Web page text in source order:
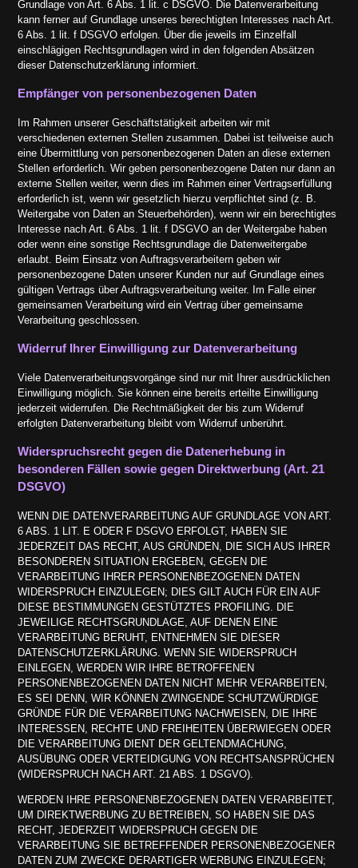
Grundlage von Art. 6 Abs. 1 lit. c DSGVO. Die Datenverarbeitung
kann ferner auf Grundlage unseres berechtigten Interesses nach Art.
6 Abs. 1 lit. f DSGVO erfolgen. Über die jeweils im Einzelfall
einschlägigen Rechtsgrundlagen wird in den folgenden Absätzen
dieser Datenschutzerklärung informiert.
Empfänger von personenbezogenen Daten
Im Rahmen unserer Geschäftstätigkeit arbeiten wir mit
verschiedenen externen Stellen zusammen. Dabei ist teilweise auch
eine Übermittlung von personenbezogenen Daten an diese externen
Stellen erforderlich. Wir geben personenbezogene Daten nur dann an
externe Stellen weiter, wenn dies im Rahmen einer Vertragserfüllung
erforderlich ist, wenn wir gesetzlich hierzu verpflichtet sind (z. B.
Weitergabe von Daten an Steuerbehörden), wenn wir ein berechtigtes
Interesse nach Art. 6 Abs. 1 lit. f DSGVO an der Weitergabe haben
oder wenn eine sonstige Rechtsgrundlage die Datenweitergabe
erlaubt. Beim Einsatz von Auftragsverarbeitern geben wir
personenbezogene Daten unserer Kunden nur auf Grundlage eines
gültigen Vertrags über Auftragsverarbeitung weiter. Im Falle einer
gemeinsamen Verarbeitung wird ein Vertrag über gemeinsame
Verarbeitung geschlossen.
Widerruf Ihrer Einwilligung zur Datenverarbeitung
Viele Datenverarbeitungsvorgänge sind nur mit Ihrer ausdrücklichen
Einwilligung möglich. Sie können eine bereits erteilte Einwilligung
jederzeit widerrufen. Die Rechtmäßigkeit der bis zum Widerruf
erfolgten Datenverarbeitung bleibt vom Widerruf unberührt.
Widerspruchsrecht gegen die Datenerhebung in
besonderen Fällen sowie gegen Direktwerbung (Art. 21
DSGVO)
WENN DIE DATENVERARBEITUNG AUF GRUNDLAGE VON ART.
6 ABS. 1 LIT. E ODER F DSGVO ERFOLGT, HABEN SIE
JEDERZEIT DAS RECHT, AUS GRÜNDEN, DIE SICH AUS IHRER
BESONDEREN SITUATION ERGEBEN, GEGEN DIE
VERARBEITUNG IHRER PERSONENBEZOGENEN DATEN
WIDERSPRUCH EINZULEGEN; DIES GILT AUCH FÜR EIN AUF
DIESE BESTIMMUNGEN GESTÜTZTES PROFILING. DIE
JEWEILIGE RECHTSGRUNDLAGE, AUF DENEN EINE
VERARBEITUNG BERUHT, ENTNEHMEN SIE DIESER
DATENSCHUTZERKLÄRUNG. WENN SIE WIDERSPRUCH
EINLEGEN, WERDEN WIR IHRE BETROFFENEN
PERSONENBEZOGENEN DATEN NICHT MEHR VERARBEITEN,
ES SEI DENN, WIR KÖNNEN ZWINGENDE SCHUTZWÜRDIGE
GRÜNDE FÜR DIE VERARBEITUNG NACHWEISEN, DIE IHRE
INTERESSEN, RECHTE UND FREIHEITEN ÜBERWIEGEN ODER
DIE VERARBEITUNG DIENT DER GELTENDMACHUNG,
AUSÜBUNG ODER VERTEIDIGUNG VON RECHTSANSPRÜCHEN
(WIDERSPRUCH NACH ART. 21 ABS. 1 DSGVO).
WERDEN IHRE PERSONENBEZOGENEN DATEN VERARBEITET,
UM DIREKTWERBUNG ZU BETREIBEN, SO HABEN SIE DAS
RECHT, JEDERZEIT WIDERSPRUCH GEGEN DIE
VERARBEITUNG SIE BETREFFENDER PERSONENBEZOGENER
DATEN ZUM ZWECKE DERARTIGER WERBUNG EINZULEGEN;